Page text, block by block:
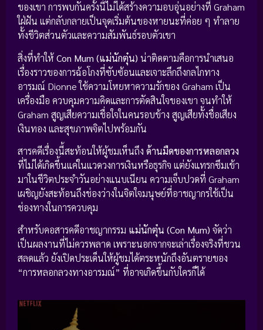
ของเขา การพบกันครั้งนี้ไม่ได้สร้างความอบอุ่นอย่างที่ Graham
ใฝ่ฝัน แต่กลับกลายเป็นจุดเริ่มต้นของหายนะที่ค่อย ๆ ทำลาย
ทั้งชีวิตส่วนตัวและความสัมพันธ์รอบตัวเขา
สิ่งที่ทำให้Con Mum (แม่นักตุ๋น) น่าติดตามคือการนำเสนอ
เรื่องราวของการฉ้อโกงที่ซับซ้อนและเจาะลึกถึงกลไกทาง
อารมณ์ Dionne ใช้ความโหยหาความรักของ Graham เป็น
เครื่องมือ ควบคุมความคิดและการตัดสินใจของเขา จนทำให้
Graham สูญเสียความเชื่อใจในคนรอบข้าง สูญเสียทั้งชื่อเสียง
เงินทอง และสุขภาพจิตไปพร้อมกัน
สารคดีเรื่องนี้สะท้อนให้ผู้ชมเห็นถึง ด้านมืดของการหลอกลวง
ที่ไม่ได้เกิดขึ้นแค่ในแวดวงการเงินหรือธุรกิจ แต่ยังแทรกซึมเข้า
มาในชีวิตประจำวันอย่างแนบเนียน ความเจ็บปวดที่ Graham
เผชิญยังสะท้อนถึงช่องว่างในจิตใจมนุษย์ที่อาชญากรใช้เป็น
ช่องทางในการควบคุม
สำหรับคอสารคดีอาชญากรรม แม่นักตุ๋น (Con Mum) จัดว่า
เป็นผลงานที่ไม่ควรพลาด เพราะนอกจากจะเล่าเรื่องจริงที่ชวน
สลดแล้ว ยังเปิดประเด็นให้ผู้ชมได้ตระหนักถึงอันตรายของ
“การหลอกลวงทางอารมณ์” ที่อาจเกิดขึ้นกับใครก็ได้